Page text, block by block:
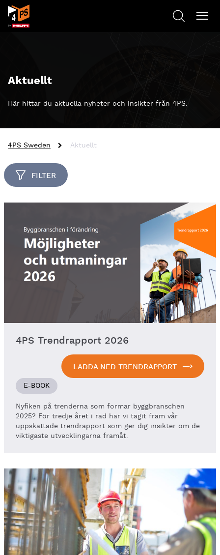
Aktuellt
Här hittar du aktuella nyheter och insikter från 4PS.
4PS Sweden Aktuellt
FILTER
4PS Trendrapport 2026
LADDA NED TRENDRAPPORT
E-BOOK
Nyfiken på trenderna som formar byggbranschen
2025? För tredje året i rad har vi tagit fram vår
uppskattade trendrapport som ger dig insikter om de
viktigaste utvecklingarna framåt.